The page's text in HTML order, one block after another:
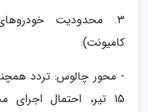
3. محدودیت
کامیونت):
15 تیر، احتمال